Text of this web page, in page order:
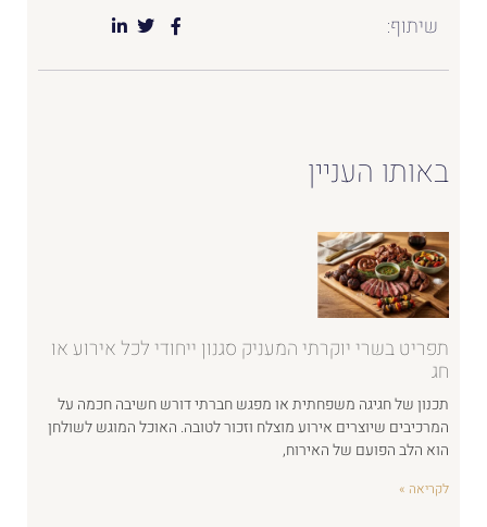
שיתוף:
באותו העניין
תפריט בשרי יוקרתי המעניק סגנון ייחודי לכל אירוע או
חג
תכנון של חגיגה משפחתית או מפגש חברתי דורש חשיבה חכמה על
המרכיבים שיוצרים אירוע מוצלח וזכור לטובה. האוכל המוגש לשולחן
הוא הלב הפועם של האירוח,
לקריאה »